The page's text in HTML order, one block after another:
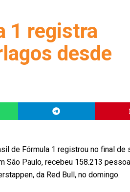
1 registra
desde
de Fórmula 1 registrou no final de
São Paulo, recebeu 158.213
da Red Bull, no domingo.